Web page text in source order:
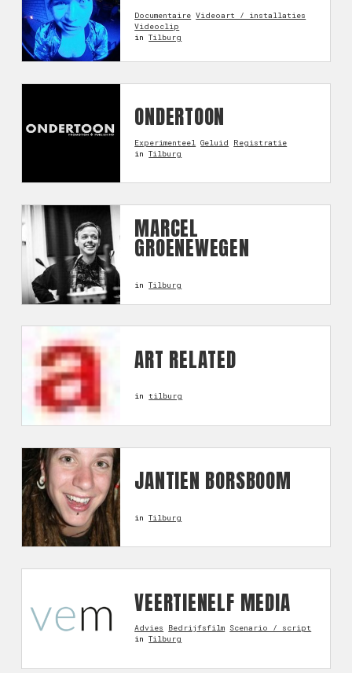
Documentaire Videoart / installaties
Videoclip
inTilburg
ONDERTOON
Experimenteel Geluid
Registratie
inTilburg
MARCEL
GROENEWEGEN
inTilburg
ART RELATED
intilburg
JANTIEN BORSBOOM
inTilburg
VEERTIENELF MEDIA
Advies Bedrijfsfilm Scenario / script
inTilburg